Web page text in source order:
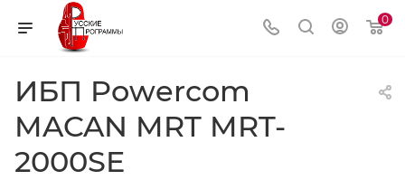
0
ИБП Powercom
MACAN MRT MRT-
2000SE